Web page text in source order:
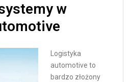
w
Logistyka
automotive to
bardzo złożony